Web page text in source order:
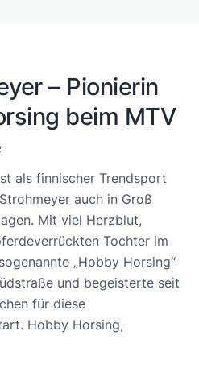
– Pionierin
beim MTV
als finnischer Trendsport
auch in Groß
Mit viel Herzblut,
Tochter im
„Hobby Horsing“
und begeisterte seit
für diese
Hobby Horsing,